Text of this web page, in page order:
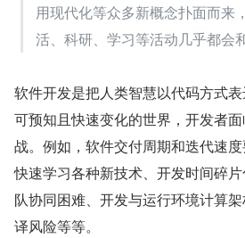
用现代化等众多新概念扑面而来
活、科研、学习等活动几乎都会
软件开发是把人类智慧以代码方式
可预知且快速变化的世界，开发者
战。例如，软件交付周期和迭代速
快速学习各种新技术、开发时间碎
队协同困难、开发与运行环境计算
译风险等等。